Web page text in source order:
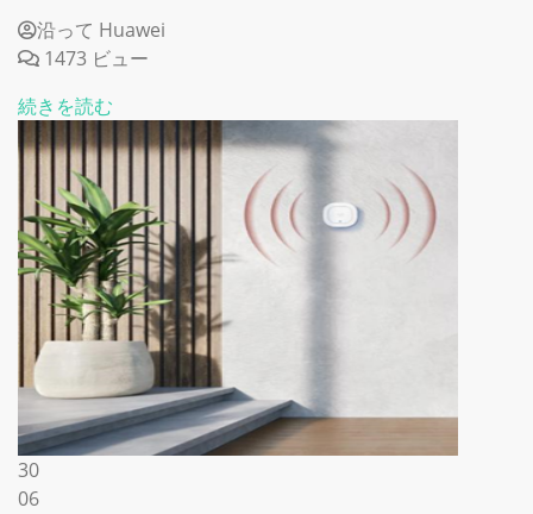
沿って Huawei
1473 ビュー
続きを読む
30
06